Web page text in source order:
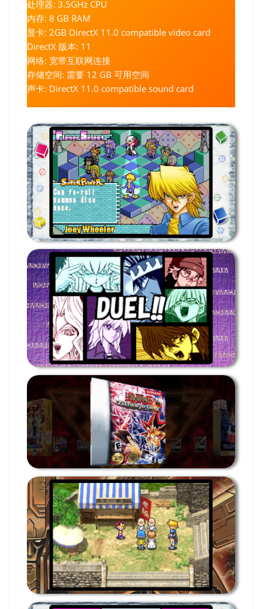
处理器: 3.5GHz CPU
内存: 8 GB RAM
显卡: 2GB DirectX 11.0 compatible video card
DirectX 版本: 11
网络: 宽带互联网连接
存储空间: 需要 12 GB 可用空间
声卡: DirectX 11.0 compatible sound card